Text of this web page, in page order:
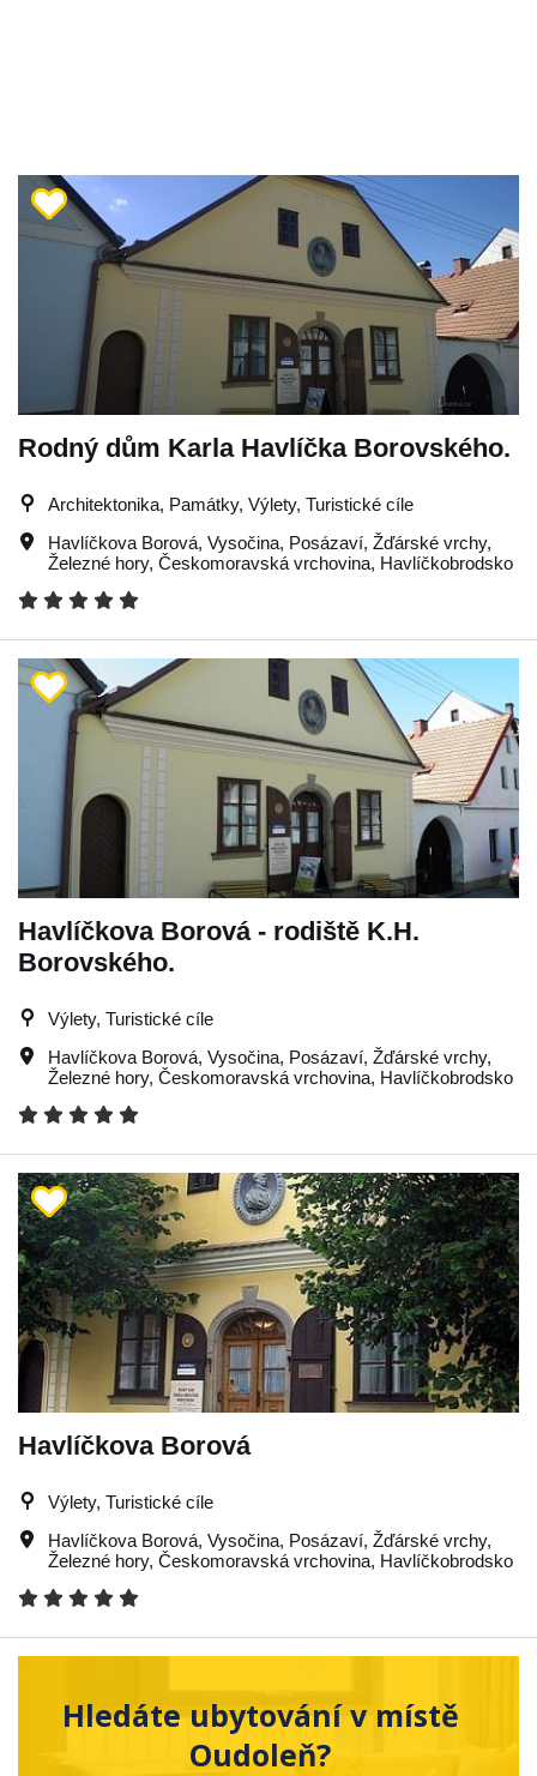
Rodný dům Karla Havlíčka Borovského.
Architektonika, Památky, Výlety, Turistické cíle
Havlíčkova Borová, Vysočina, Posázaví, Žďárské vrchy,
Železné hory, Českomoravská vrchovina, Havlíčkobrodsko
Havlíčkova Borová - rodiště K.H.
Borovského.
Výlety, Turistické cíle
Havlíčkova Borová, Vysočina, Posázaví, Žďárské vrchy,
Železné hory, Českomoravská vrchovina, Havlíčkobrodsko
Havlíčkova Borová
Výlety, Turistické cíle
Havlíčkova Borová, Vysočina, Posázaví, Žďárské vrchy,
Železné hory, Českomoravská vrchovina, Havlíčkobrodsko
Hledáte ubytování v místě
Oudoleň?